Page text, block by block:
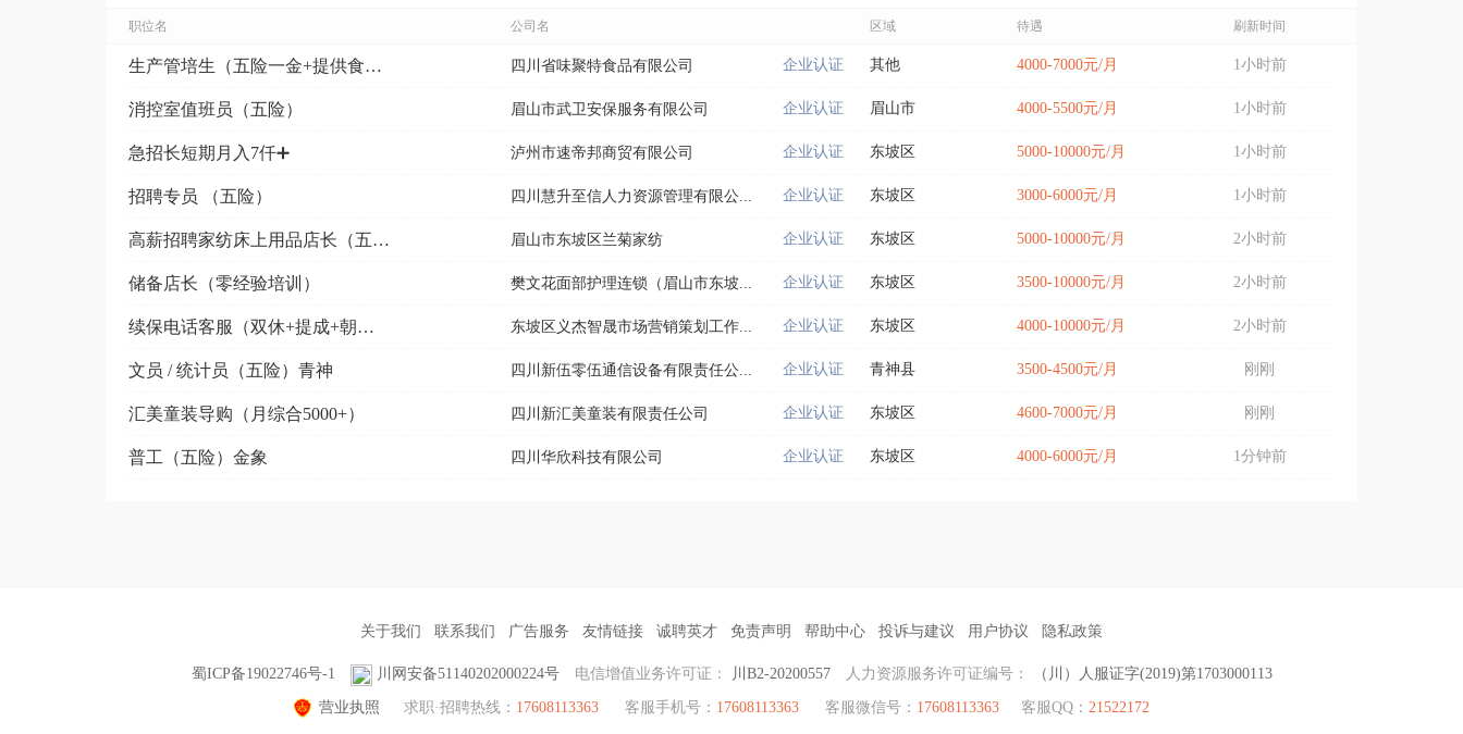
职位名 公司名 区域 待遇 刷新时间
生产管培生（五险一金+提供食宿）泡菜城 四川省味聚特食品有限公司 企业认证 其他 4000-7000元/月 1小时前
消控室值班员（五险） 眉山市武卫安保服务有限公司 企业认证 眉山市 4000-5500元/月 1小时前
急招长短期月入7仟➕ 泸州市速帝邦商贸有限公司 企业认证 东坡区 5000-10000元/月 1小时前
招聘专员 （五险） 四川慧升至信人力资源管理有限公... 企业认证 东坡区 3000-6000元/月 1小时前
高薪招聘家纺床上用品店长（五险） 眉山市东坡区兰菊家纺 企业认证 东坡区 5000-10000元/月 2小时前
储备店长（零经验培训） 樊文花面部护理连锁（眉山市东坡... 企业认证 东坡区 3500-10000元/月 2小时前
续保电话客服（双休+提成+朝九晚六） 东坡区义杰智晟市场营销策划工作... 企业认证 东坡区 4000-10000元/月 2小时前
文员 / 统计员（五险）青神 四川新伍零伍通信设备有限责任公... 企业认证 青神县 3500-4500元/月 刚刚
汇美童装导购（月综合5000+） 四川新汇美童装有限责任公司 企业认证 东坡区 4600-7000元/月 刚刚
普工（五险）金象 四川华欣科技有限公司 企业认证 东坡区 4000-6000元/月 1分钟前
关于我们 联系我们 广告服务 友情链接 诚聘英才 免责声明 帮助中心 投诉与建议 用户协议 隐私政策
蜀ICP备19022746号-1 川网安备51140202000224号 电信增值业务许可证： 川B2-20200557 人力资源服务许可证编号： （川）人服证字(2019)第1703000113
营业执照 求职·招聘热线： 17608113363 客服手机号： 17608113363 客服微信号： 17608113363 客服QQ： 21522172